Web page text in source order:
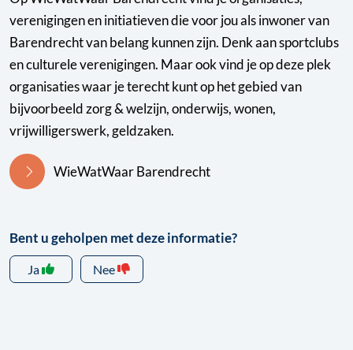
verenigingen en initiatieven die voor jou als inwoner van
Barendrecht van belang kunnen zijn. Denk aan sportclubs
en culturele verenigingen. Maar ook vind je op deze plek
organisaties waar je terecht kunt op het gebied van
bijvoorbeeld zorg & welzijn, onderwijs, wonen,
vrijwilligerswerk, geldzaken.
WieWatWaar Barendrecht
Bent u geholpen met deze informatie?
Ja Nee